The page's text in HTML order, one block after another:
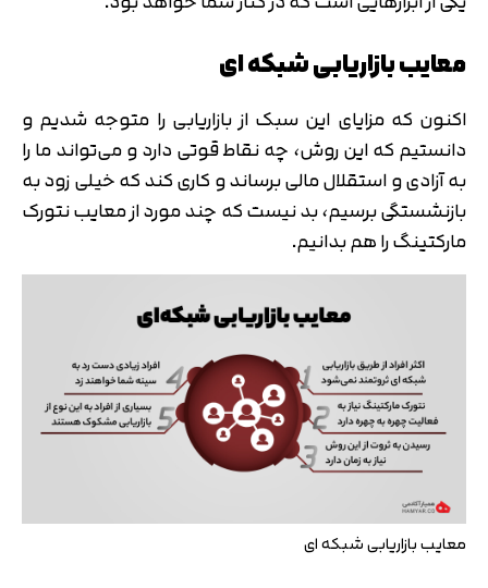
معایب بازاریابی شبکه ای
اکنون که مزایای این سبک از بازاریابی را متوجه شدیم و
دانستیم که این روش، چه نقاط قوتی دارد و می‌تواند ما را
به آزادی و استقلال مالی برساند و کاری کند که خیلی زود به
بازنشستگی برسیم، بد نیست که چند مورد از معایب نتورک
مارکتینگ را هم بدانیم.
معایب بازاریابی شبکه ای
تایید کد
کد ارسال شده را وارد کنید
اصلاح شماره
تایید کد
متوجه شدم